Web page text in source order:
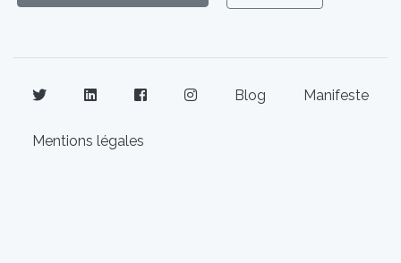
Blog Manifeste
Mentions légales